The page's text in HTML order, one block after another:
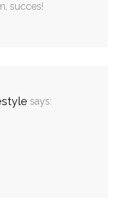
succes!
says: